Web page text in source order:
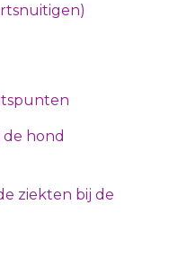
de hond
ziekten bij de